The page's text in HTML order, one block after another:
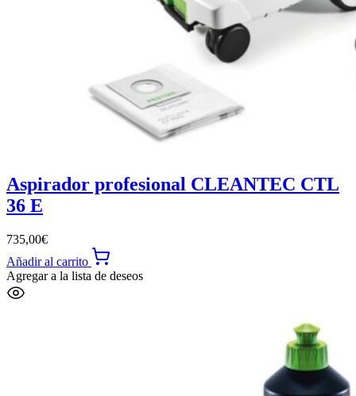
Aspirador profesional CLEANTEC CTL
36 E
735,00€
Añadir al carrito
Agregar a la lista de deseos